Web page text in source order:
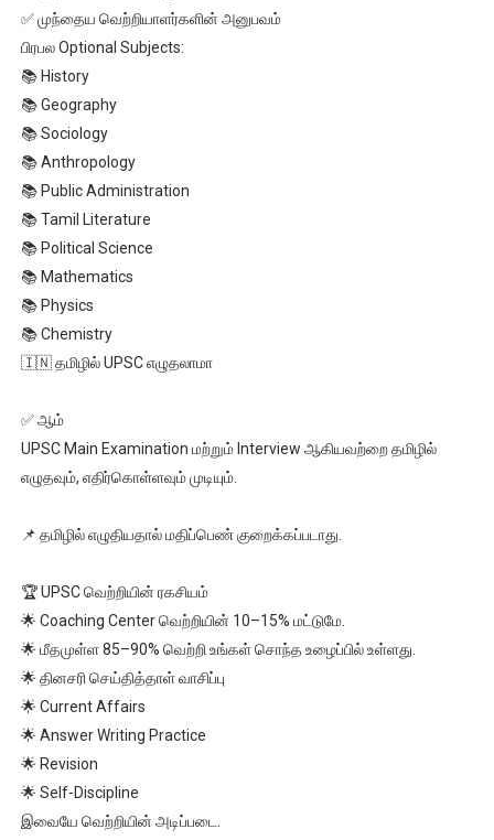
✅ முந்தைய வெற்றியாளர்களின் அனுபவம்
பிரபல Optional Subjects:
📚 History
📚 Geography
📚 Sociology
📚 Anthropology
📚 Public Administration
📚 Tamil Literature
📚 Political Science
📚 Mathematics
📚 Physics
📚 Chemistry
🇮🇳 தமிழில் UPSC எழுதலாமா
✅ ஆம்
UPSC Main Examination மற்றும் Interview ஆகியவற்றை தமிழில்
எழுதவும், எதிர்கொள்ளவும் முடியும்.
📌 தமிழில் எழுதியதால் மதிப்பெண் குறைக்கப்படாது.
🏆 UPSC வெற்றியின் ரகசியம்
🌟 Coaching Center வெற்றியின் 10–15% மட்டுமே.
🌟 மீதமுள்ள 85–90% வெற்றி உங்கள் சொந்த உழைப்பில் உள்ளது.
🌟 தினசரி செய்தித்தாள் வாசிப்பு
🌟 Current Affairs
🌟 Answer Writing Practice
🌟 Revision
🌟 Self-Discipline
இவையே வெற்றியின் அடிப்படை.